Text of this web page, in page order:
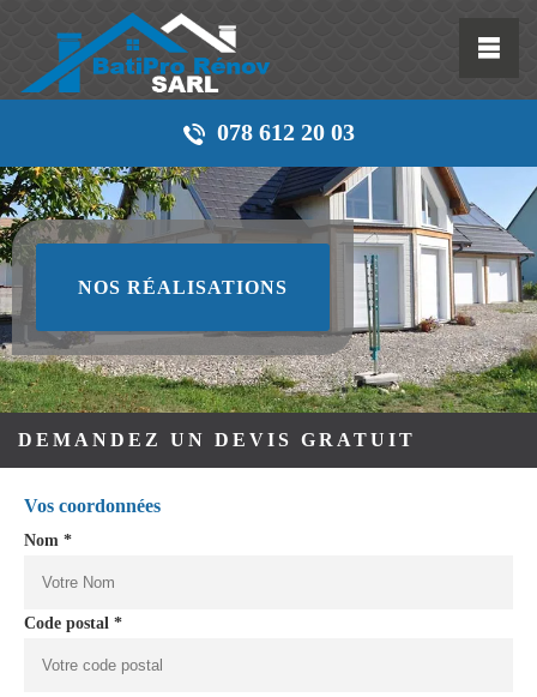
078 612 20 03
NOS RÉALISATIONS
DEMANDEZ UN DEVIS GRATUIT
Vos coordonnées
Nom *
Code postal *